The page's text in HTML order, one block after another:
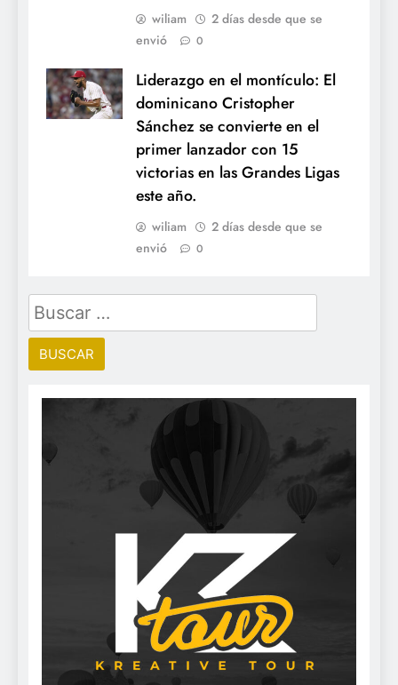
wiliam
2 días desde que se
envió
0
Liderazgo en el montículo: El
dominicano Cristopher
Sánchez se convierte en el
primer lanzador con 15
victorias en las Grandes Ligas
este año.
wiliam
2 días desde que se
envió
0
Buscar: